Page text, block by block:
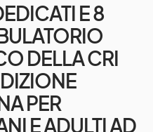
E 8
DELLA CRI
PER
E ADULTI AD